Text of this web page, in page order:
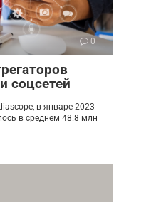
0
соцсетей
в январе 2023
в среднем 48.8 млн